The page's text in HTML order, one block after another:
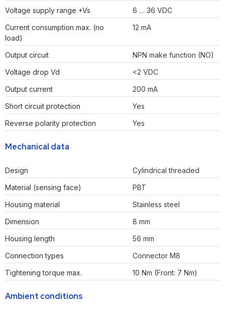
Voltage supply range +Vs
6 … 36 VDC
Current consumption max. (no
load)
12 mA
Output circuit
NPN make function (NO)
Voltage drop Vd
<2 VDC
Output current
200 mA
Short circuit protection
Yes
Reverse polarity protection
Yes
Mechanical data
Design
Cylindrical threaded
Material (sensing face)
PBT
Housing material
Stainless steel
Dimension
8 mm
Housing length
56 mm
Connection types
Connector M8
Tightening torque max.
10 Nm (Front: 7 Nm)
Ambient conditions